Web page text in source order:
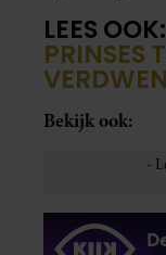
LEES OOK:
PRINSES
Bekijk ook: